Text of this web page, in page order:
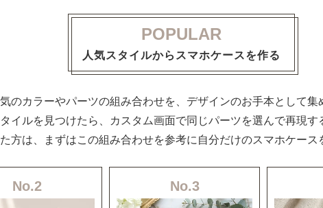
POPULAR
人気スタイルからスマホケースを作る
気のカラーやパーツの組み合わせを、デザインのお手本として集
イルを見つけたら、カスタム画面で同じパーツを選んで再現す
方は、まずはこの組み合わせを参考に自分だけのスマホケース
No.2 No.3